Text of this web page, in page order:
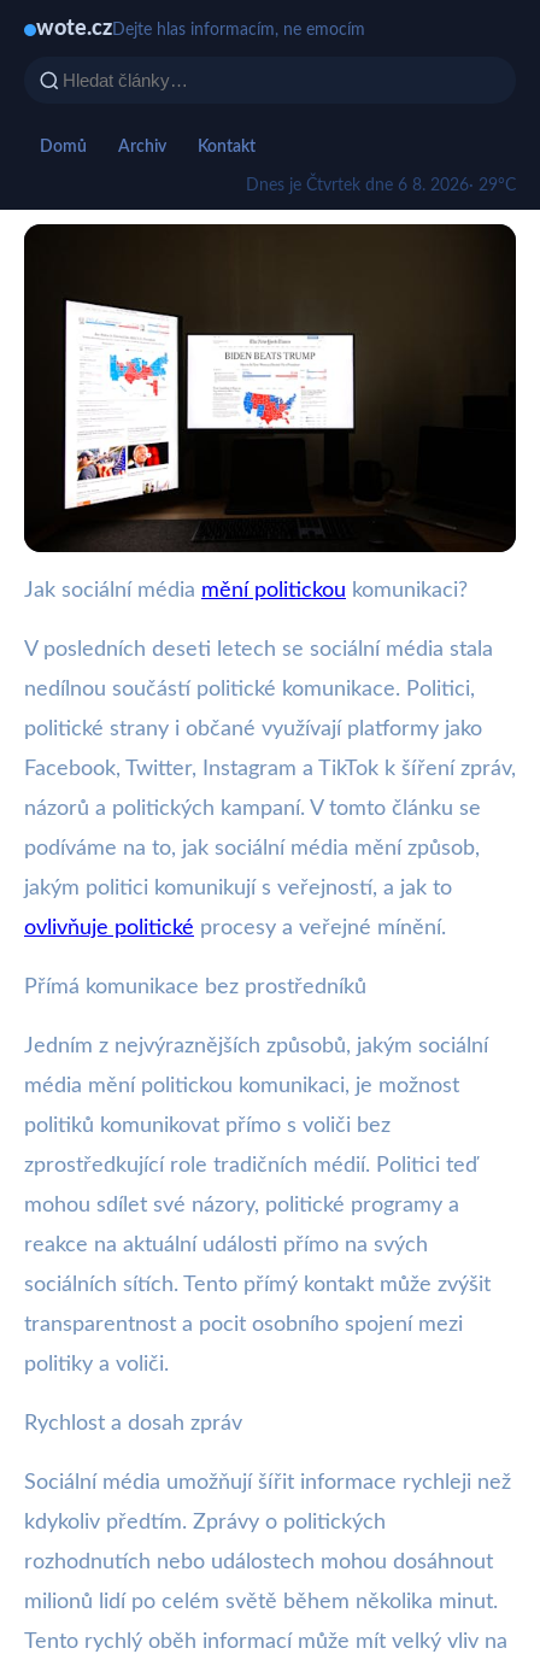
wote.cz Dejte hlas informacím, ne emocím
Domů Archiv Kontakt
Dnes je Čtvrtek dne 6 8. 2026· 29°C
wote.cz
Jak sociální média
revolucionalizují politiku a volby?
· 4 min čtení · Autor: Marek Zelený
Jak sociální média mění politickou komunikaci?
V posledních deseti letech se sociální média stala
nedílnou součástí politické komunikace. Politici,
politické strany i občané využívají platformy jako
Facebook, Twitter, Instagram a TikTok k šíření zpráv,
názorů a politických kampaní. V tomto článku se
podíváme na to, jak sociální média mění způsob,
jakým politici komunikují s veřejností, a jak to
ovlivňuje politické procesy a veřejné mínění.
Přímá komunikace bez prostředníků
Jedním z nejvýraznějších způsobů, jakým sociální
média mění politickou komunikaci, je možnost
politiků komunikovat přímo s voliči bez
zprostředkující role tradičních médií. Politici teď
mohou sdílet své názory, politické programy a
reakce na aktuální události přímo na svých
sociálních sítích. Tento přímý kontakt může zvýšit
transparentnost a pocit osobního spojení mezi
politiky a voliči.
Rychlost a dosah zpráv
Sociální média umožňují šířit informace rychleji než
kdykoliv předtím. Zprávy o politických
rozhodnutích nebo událostech mohou dosáhnout
milionů lidí po celém světě během několika minut.
Tento rychlý oběh informací může mít velký vliv na